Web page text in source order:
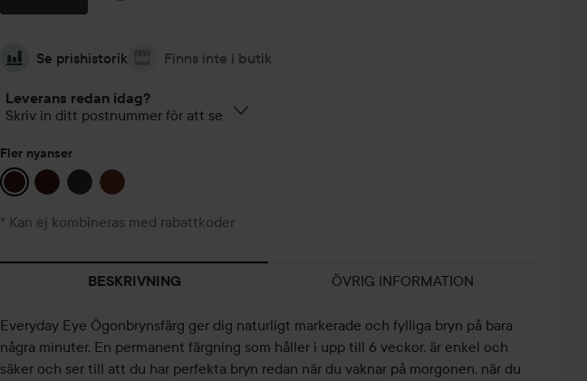
Se prishistorik Finns inte i butik
Leverans redan idag?
Skriv in ditt postnummer för att se
Fler nyanser
* Kan ej kombineras med rabattkoder
BESKRIVNING ÖVRIG INFORMATION
Everyday Eye Ögonbrynsfärg ger dig naturligt markerade och fylliga bryn på bara
några minuter. En permanent färgning som håller i upp till 6 veckor, är enkel och
säker och ser till att du har perfekta bryn redan när du vaknar på morgonen, när du